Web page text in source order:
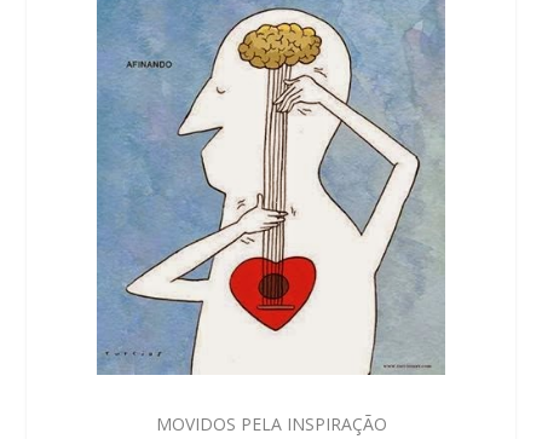
MOVIDOS PELA INSPIRAÇÃO